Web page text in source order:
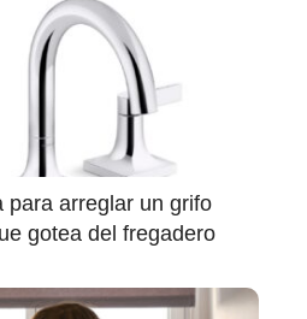
para arreglar un grifo
gotea del fregadero